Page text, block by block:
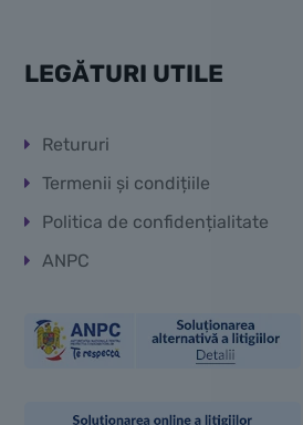
LEGĂTURI UTILE
Retururi
Termenii și condițiile
Politica de confidențialitate
ANPC